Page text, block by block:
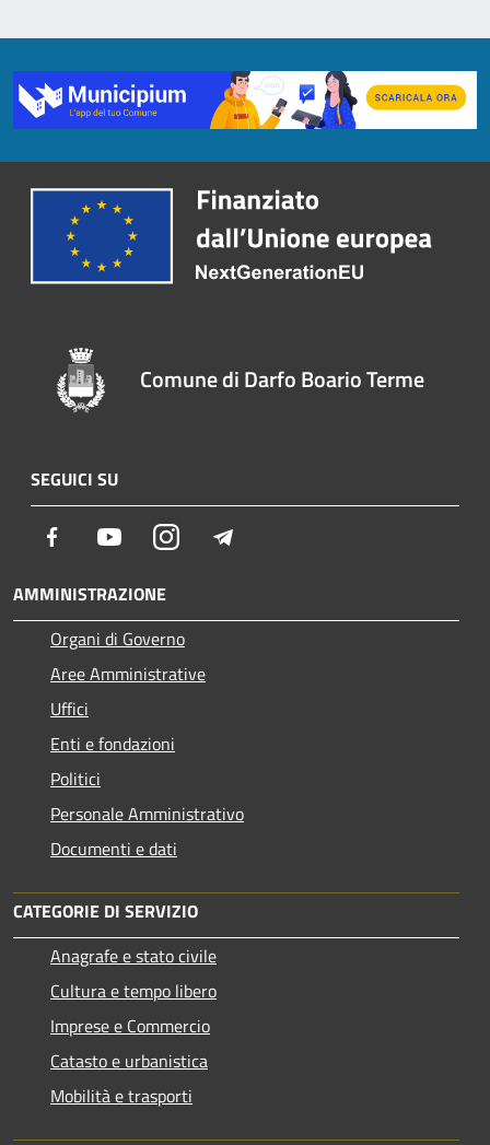
Comune di Darfo Boario Terme
SEGUICI SU
Facebook YoutubeInstagram
AMMINISTRAZIONE
Organi di Governo
Aree Amministrative
Uffici
Enti e fondazioni
Politici
Personale Amministrativo
Documenti e dati
CATEGORIE DI SERVIZIO
Anagrafe e stato civile
Cultura e tempo libero
Imprese e Commercio
Catasto e urbanistica
Mobilità e trasporti